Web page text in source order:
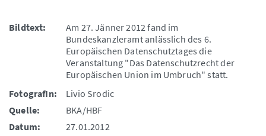
Bildtext:
Am 27. Jänner 2012 fand im
Bundeskanzleramt anlässlich des 6.
Europäischen Datenschutztages die
Veranstaltung "Das Datenschutzrecht der
Europäischen Union im Umbruch" statt.
FotografIn:
Livio Srodic
Quelle:
BKA/HBF
Datum:
27.01.2012